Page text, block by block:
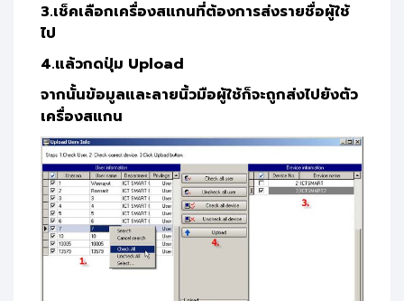
3.เช็คเลือกเครื่องสแกนที่ต้องการส่งรายชื่อผู้ใช้
ไป
4.แล้วกดปุ่ม Upload
จากนั้นข้อมูลและลายนิ้วมือผู้ใช้ก็จะถูกส่งไปยังตัว
เครื่องสแกน